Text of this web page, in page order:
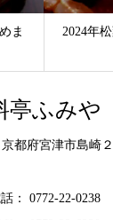
丹後と
亭ふみや
京都府宮津市島崎
： 0772-22-0238